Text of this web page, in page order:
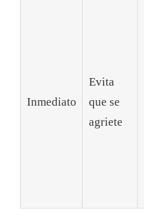
Inmediato
Evita
que se
agriete